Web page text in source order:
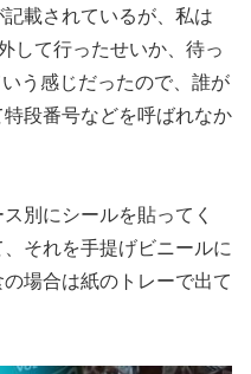
載されているが、私は
して行ったせいか、待っ
う感じだったので、誰が
段番号などを呼ばれなか
別にシールを貼ってく
それを手提げビニールに
場合は紙のトレーで出て